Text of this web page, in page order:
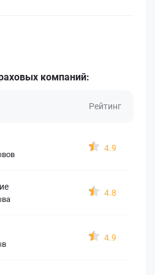
компаний:
Рейтинг
4.9
4.8
4.9